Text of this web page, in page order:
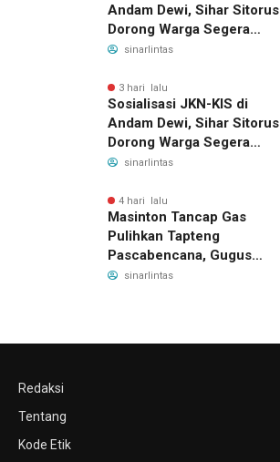
Andam Dewi, Sihar Sitorus
Dorong Warga Segera
Daftar BPJS Kesehatan
sinarlintas
3 hari lalu
Sosialisasi JKN-KIS di
Andam Dewi, Sihar Sitorus
Dorong Warga Segera
Daftar BPJS Kesehatan
sinarlintas
4 hari lalu
Masinton Tancap Gas
Pulihkan Tapteng
Pascabencana, Gugus
Tugas SAHATA SAOLOAN
sinarlintas
Redaksi
Tentang
Kode Etik